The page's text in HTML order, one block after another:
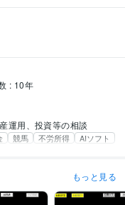
: 10年
運用、投資等の相談
競馬 不労所得 AIソフト
もっと見る